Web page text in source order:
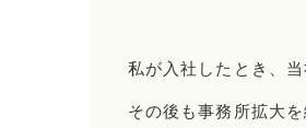
私が入社したとき、
その後も事務所拡大